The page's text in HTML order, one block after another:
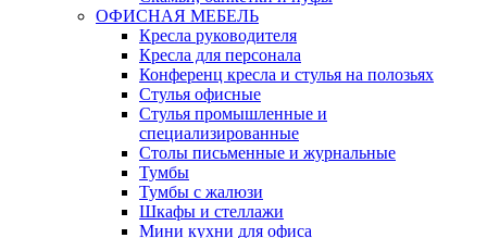
ОФИСНАЯ МЕБЕЛЬ
Кресла руководителя
Кресла для персонала
Конференц кресла и стулья на полозьях
Стулья офисные
Стулья промышленные и
специализированные
Столы письменные и журнальные
Тумбы
Тумбы с жалюзи
Шкафы и стеллажи
Мини кухни для офиса